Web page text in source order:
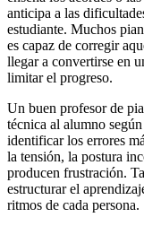
anticipa a las
estudiante. Muchos
es capaz de corregir
llegar a convertirse en
limitar el progreso.
Un buen profesor de
técnica al alumno
identificar los errores
la tensión, la postura
producen frustración.
estructurar el
ritmos de cada persona.